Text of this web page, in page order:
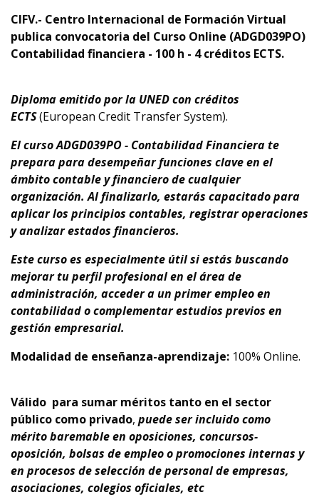
CIFV.- Centro Internacional de Formación Virtual
publica convocatoria del Curso Online (ADGD039PO)
Contabilidad financiera - 100 h - 4 créditos ECTS.
Diploma emitido por la UNED con créditos
ECTS(European Credit Transfer System).
El curso ADGD039PO - Contabilidad Financiera te
prepara para desempeñar funciones clave en el
ámbito contable y financiero de cualquier
organización. Al finalizarlo, estarás capacitado para
aplicar los principios contables, registrar operaciones
y analizar estados financieros.
Este curso es especialmente útil si estás buscando
mejorar tu perfil profesional en el área de
administración, acceder a un primer empleo en
contabilidad o complementar estudios previos en
gestión empresarial.
Modalidad de enseñanza-aprendizaje: 100% Online.
Válido para sumar méritos tanto en el sector
público como privado, puede ser incluido como
mérito baremable en oposiciones, concursos-
oposición, bolsas de empleo o promociones internas y
en procesos de selección de personal de empresas,
asociaciones, colegios oficiales, etc